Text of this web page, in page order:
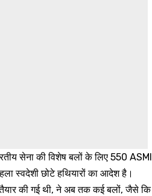
सेना की विशेष बलों के लिए 550 ASMI
स्वदेशी छोटे हथियारों का आदेश है।
तैयार की गई थी, ने अब तक कई बलों, जैसे कि